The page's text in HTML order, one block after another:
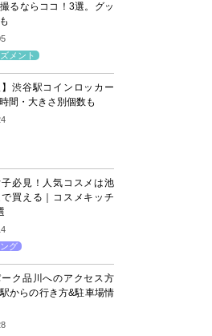
るならココ！3選。グッ
メント
】渋谷駅コインロッカー
時間・大きさ別個数も
必見！人気コスメは池
買える｜コスメキッチ
グ
ク品川へのアクセス方
からの行き方&駐車場情